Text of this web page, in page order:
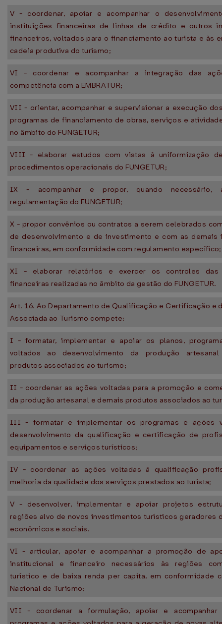
V - coordenar, apoiar e acompanhar o
instituições financeiras de linhas de crédito e outros
financeiros, voltados para o financiamento ao turista e às
cadeia produtiva do turismo;
VI - coordenar e acompanhar a integração das
competência com a EMBRATUR;
VII - orientar, acompanhar e supervisionar a execução
programas de financiamento de obras, serviços e
no âmbito do FUNGETUR;
VIII - elaborar estudos com vistas à uniformização
procedimentos operacionais do FUNGETUR;
IX - acompanhar e propor, quando necessário,
regulamentação do FUNGETUR;
X - propor convênios ou contratos a serem celebrados
de desenvolvimento e de investimento e com as demais
financeiras, em conformidade com regulamento
XI - elaborar relatórios e exercer os controles das
financeiras realizadas no âmbito da gestão do FUNGETUR.
Art. 16. Ao Departamento de Qualificação e Certificação e
Associada ao Turismo compete:
I - formatar, implementar e apoiar os planos,
voltados ao desenvolvimento da produção
produtos associados ao turismo;
II - coordenar as ações voltadas para a promoção e
da produção artesanal e demais produtos associados ao
III - formatar e implementar os programas e ações
desenvolvimento da qualificação e certificação de
equipamentos e serviços turísticos;
IV - coordenar as ações voltadas à qualificação
melhoria da qualidade dos serviços prestados ao turista;
V - desenvolver, implementar e apoiar projetos
regiões alvo de novos investimentos turísticos geradores
econômicos e sociais.
VI - articular, apoiar e acompanhar a promoção de
institucional e financeiro necessários às regiões
turístico e de baixa renda per capita, em conformidade
Nacional de Turismo;
VII - coordenar a formulação, apoiar e acompanhar